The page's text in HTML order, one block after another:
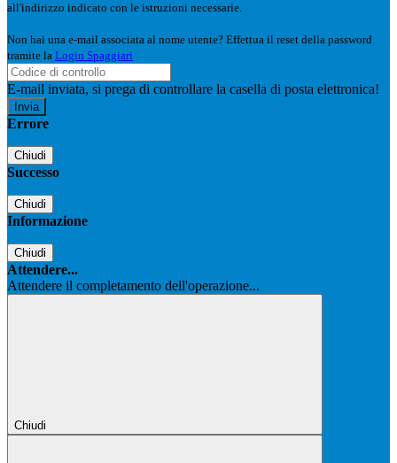
all'indirizzo indicato con le istruzioni necessarie.
Non hai una e-mail associata al nome utente? Effettua il reset della password
tramite la Login Spaggiari
E-mail inviata, si prega di controllare la casella di posta elettronica!
Errore
Chiudi
Successo
Chiudi
Informazione
Chiudi
Attendere...
Attendere il completamento dell'operazione...
Chiudi